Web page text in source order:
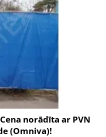
norādīta ar PVN
(Omniva)!